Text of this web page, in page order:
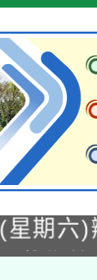
署委託
理「
節水達
期六
系列
藝術